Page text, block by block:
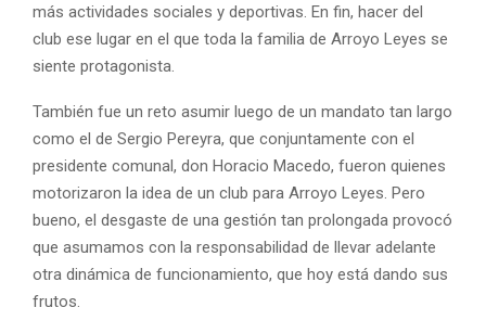
más actividades sociales y deportivas. En fin, hacer del
club ese lugar en el que toda la familia de Arroyo Leyes se
siente protagonista.
También fue un reto asumir luego de un mandato tan largo
como el de Sergio Pereyra, que conjuntamente con el
presidente comunal, don Horacio Macedo, fueron quienes
motorizaron la idea de un club para Arroyo Leyes. Pero
bueno, el desgaste de una gestión tan prolongada provocó
que asumamos con la responsabilidad de llevar adelante
otra dinámica de funcionamiento, que hoy está dando sus
frutos.